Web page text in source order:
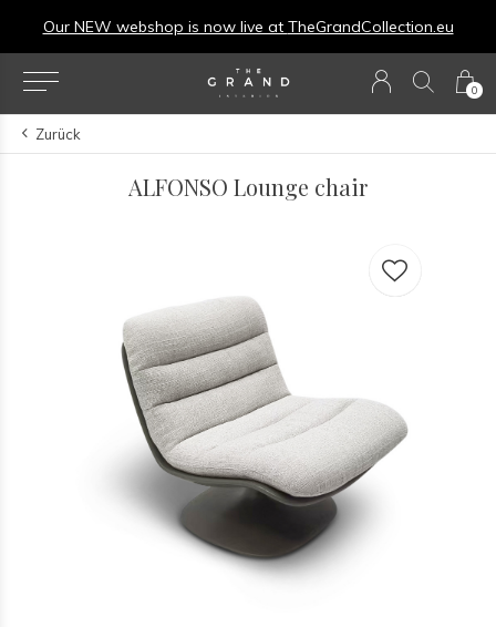
0
Our NEW webshop is now live at TheGrandCollection.eu
Zurück
ALFONSO Lounge chair